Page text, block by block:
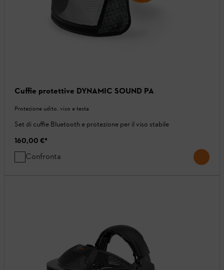
Cuffie protettive DYNAMIC SOUND PA
Protezione udito, viso e testa
Set di cuffie Bluetooth e protezione per il viso stabile
160,00 €*
Confronta